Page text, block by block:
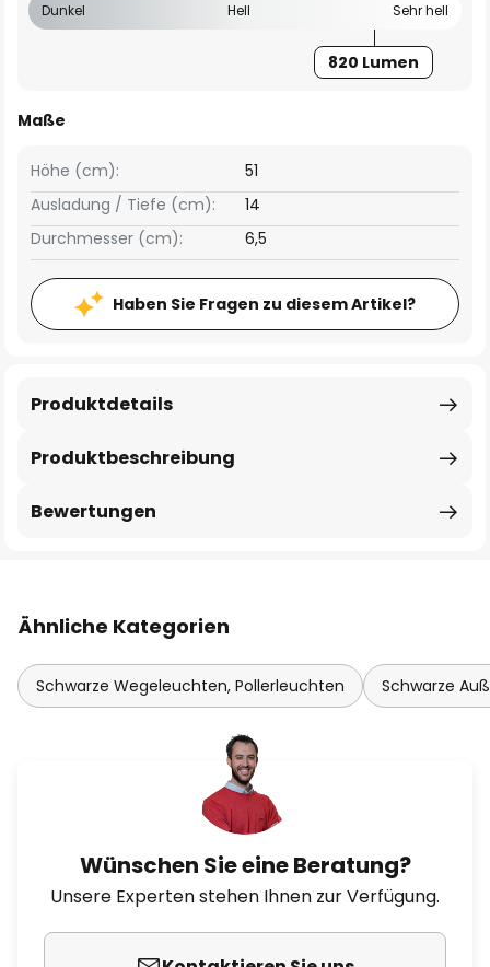
Dunkel Hell Sehr hell
820 Lumen
Maße
Höhe (cm):
51
Ausladung / Tiefe (cm):
14
Durchmesser (cm):
6,5
Haben Sie Fragen zu diesem Artikel?
Produktbeschreibung
Produktdetails
Bewertungen
Ähnliche Kategorien
Schwarze Wegeleuchten, Pollerleuchten Schwarze
Wünschen Sie eine Beratung?
Unsere Experten stehen Ihnen zur Verfügung.